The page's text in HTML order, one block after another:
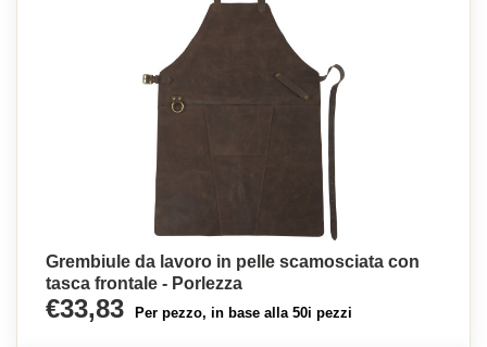
Grembiule da lavoro in pelle scamosciata con
tasca frontale - Porlezza
€33,83 Per pezzo, in base alla 50i pezzi